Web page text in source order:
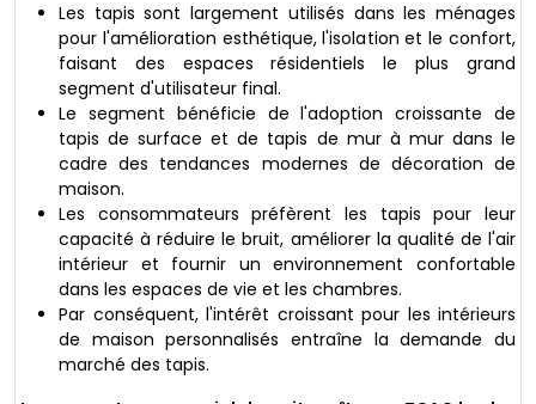
Les tapis sont largement utilisés dans les ménages
pour l'amélioration esthétique, l'isolation et le confort,
faisant des espaces résidentiels le plus grand
segment d'utilisateur final.
Le segment bénéficie de l'adoption croissante de
tapis de surface et de tapis de mur à mur dans le
cadre des tendances modernes de décoration de
maison.
Les consommateurs préfèrent les tapis pour leur
capacité à réduire le bruit, améliorer la qualité de l'air
intérieur et fournir un environnement confortable
dans les espaces de vie et les chambres.
Par conséquent, l'intérêt croissant pour les intérieurs
de maison personnalisés entraîne la demande du
marché des tapis.